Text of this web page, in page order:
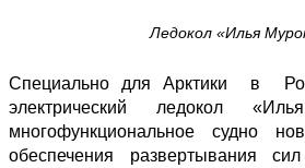
Ледокол «Илья
Специально для Арктики в
электрический ледокол
многофункциональное судно
обеспечения развертывания